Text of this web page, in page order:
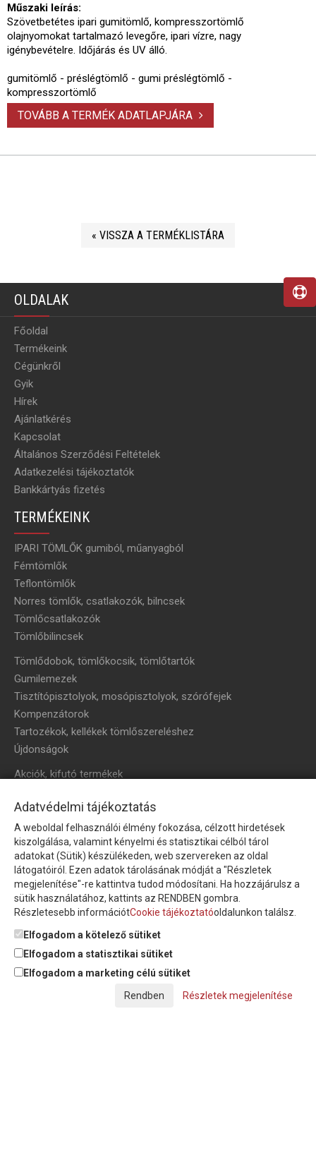
Műszaki leírás:
Szövetbetétes ipari gumitömlő, kompresszortömlő
olajnyomokat tartalmazó levegőre, ipari vízre, nagy
igénybevételre. Időjárás és UV álló.
gumitömlő - préslégtömlő - gumi préslégtömlő -
kompresszortömlő
TOVÁBB A TERMÉK ADATLAPJÁRA
« VISSZA A TERMÉKLISTÁRA
OLDALAK
Főoldal
Termékeink
Cégünkről
Gyik
Hírek
Ajánlatkérés
Kapcsolat
Általános Szerződési Feltételek
Adatkezelési tájékoztatók
Bankkártyás fizetés
TERMÉKEINK
IPARI TÖMLŐK gumiból, műanyagból
Fémtömlők
Teflontömlők
Norres tömlők, csatlakozók, bilncsek
Tömlőcsatlakozók
Tömlőbilincsek
Tömlődobok, tömlőkocsik, tömlőtartók
Gumilemezek
Tisztítópisztolyok, mosópisztolyok, szórófejek
Kompenzátorok
Tartozékok, kellékek tömlőszereléshez
Újdonságok
Akciók, kifutó termékek
HÍRLEVÉL
Íratkozzon fel hírlevelünkre!
Feliratkozom a hírlevélre és nyilatkozom, hogy azadatkezelési
tájékoztatót elolvastam, megismertem és elfogadom.
© Copyright Triász-Tömlő Kft. | Minden jog fenntartva!
Adatvédelmi tájékoztatás
A weboldal felhasználói élmény fokozása, célzott hirdetések
kiszolgálása, valamint kényelmi és statisztikai célból tárol
adatokat (Sütik) készülékeden, web szervereken az oldal
látogatóiról. Ezen adatok tárolásának módját a "Részletek
megjelenítése"-re kattintva tudod módosítani. Ha hozzájárulsz a
sütik használatához, kattints az RENDBEN gombra.
Részletesebb információtCookie tájékoztatóoldalunkon találsz.
Elfogadom a kötelező sütiket
Elfogadom a statisztikai sütiket
Elfogadom a marketing célú sütiket
Részletek megjelenítése